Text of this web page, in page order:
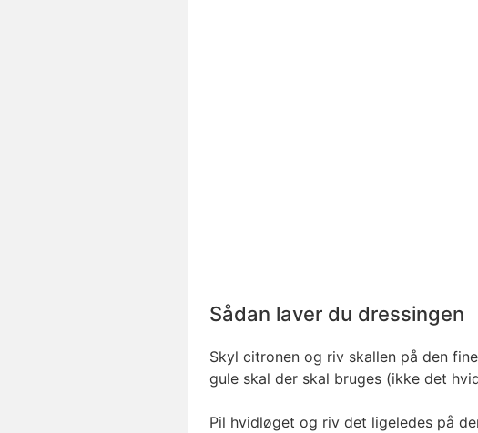
Sådan laver du dressingen
Skyl citronen og riv skallen på den
gule skal der skal bruges (ikke det
Pil hvidløget og riv det ligeledes på